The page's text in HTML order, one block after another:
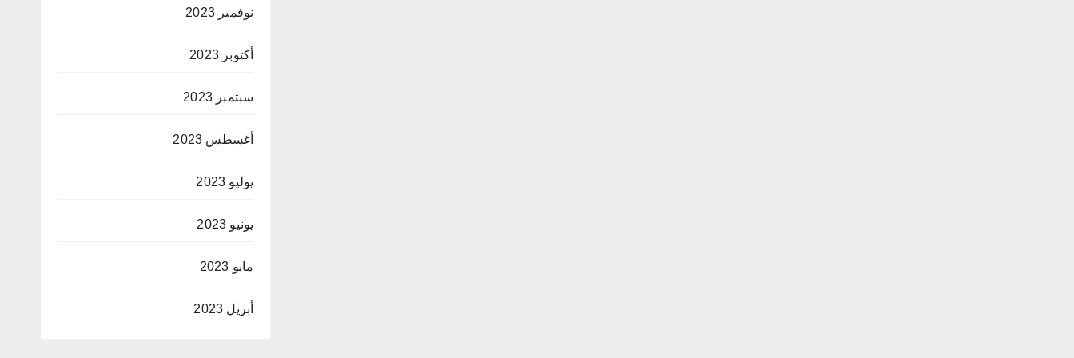
نوفمبر 2023
أكتوبر 2023
سبتمبر 2023
أغسطس 2023
يوليو 2023
يونيو 2023
مايو 2023
أبريل 2023